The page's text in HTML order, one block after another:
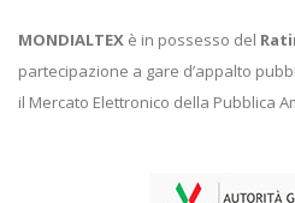
MONDIALTEX è in possesso del
partecipazione a gare d’appalto
il Mercato Elettronico della Pubblica